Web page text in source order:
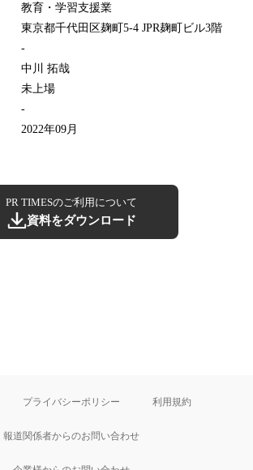
教育・学習支援業
東京都千代田区麹町5-4 JPR麹町ビル3階
-
中川 拓哉
未上場
-
2022年09月
PR TIMESのご利用について
資料をダウンロード
プライバシーポリシー 利用規約
報道関係者からのお問い合わせ